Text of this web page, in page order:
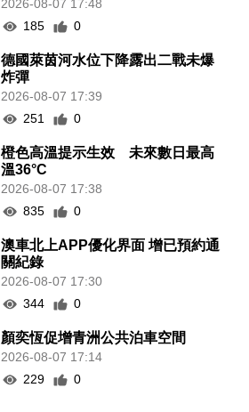
2026-08-07 17:48
185
0
德國萊茵河水位下降露出二戰未爆
炸彈
2026-08-07 17:39
251
0
橙色高溫提示生效 未來數日最高
溫36°C
2026-08-07 17:38
835
0
澳車北上APP優化界面 增已預約通
關紀錄
2026-08-07 17:30
344
0
顏奕恆促增青洲公共泊車空間
2026-08-07 17:14
229
0